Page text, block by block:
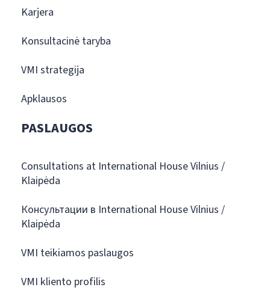
Karjera
Konsultacinė taryba
VMI strategija
Apklausos
PASLAUGOS
Consultations at International House Vilnius /
Klaipėda
Консультации в International House Vilnius /
Klaipėda
VMI teikiamos paslaugos
VMI kliento profilis